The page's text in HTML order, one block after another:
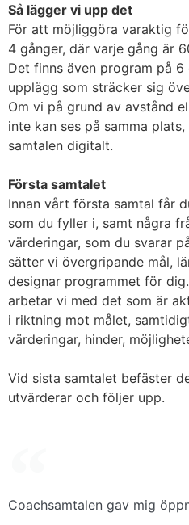
Så lägger vi upp det
För att möjliggöra varaktig
4 gånger, där varje gång är
Det finns även program på
upplägg som sträcker sig
Om vi på grund av avstånd
inte kan ses på samma
samtalen digitalt.
Första samtalet
Innan vårt första samtal får
som du fyller i, samt några
värderingar, som du svarar
sätter vi övergripande mål,
designar programmet för
arbetar vi med det som är
i riktning mot målet,
värderingar, hinder,
​Vid sista samtalet befäster
utvärderar och följer upp.
Coachsamtalen gav mig